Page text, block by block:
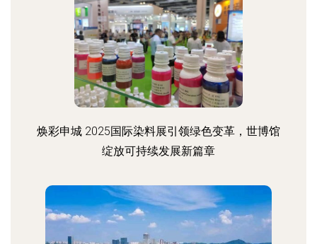
焕彩申城 2025国际染料展引领绿色变革，世博馆
绽放可持续发展新篇章